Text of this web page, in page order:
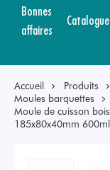
Bonnes
affaires
Catalogue
Accueil Produits
Moules barquettes
Moule de cuisson
185x80x40mm